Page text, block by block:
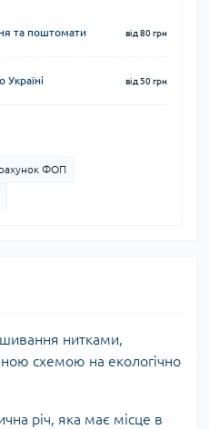
та поштомати від 80 грн
від 50 грн
ФОП
нитками,
схемою на екологічно
річ, яка має місце в